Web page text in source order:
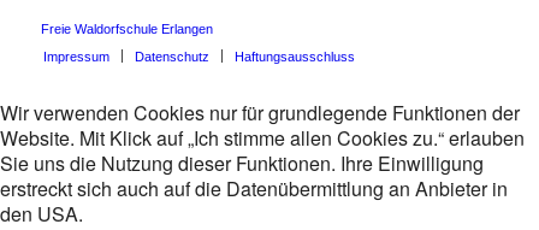
Freie Waldorfschule Erlangen
Impressum
Datenschutz Haftungsausschluss
Wir verwenden Cookies nur für grundlegende Funktionen der
Website. Mit Klick auf „Ich stimme allen Cookies zu.“ erlauben
Sie uns die Nutzung dieser Funktionen. Ihre Einwilligung
erstreckt sich auch auf die Datenübermittlung an Anbieter in
den USA.